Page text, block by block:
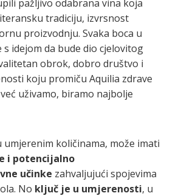
pažljivo odabrana vina koja
tradiciju, izvrsnost
proizvodnju. Svaka boca u
idejom da bude dio cjelovitog
obrok, dobro društvo i
koju promiču Aquilia zdrave
uživamo, biramo najbolje
umjerenim količinama, može imati
i potencijalno
učinke zahvaljujući spojevima
No ključ je u umjerenosti, u